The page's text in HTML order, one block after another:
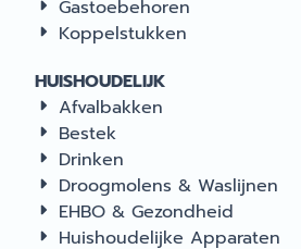
Gastoebehoren
Koppelstukken
HUISHOUDELIJK
Afvalbakken
Bestek
Drinken
Droogmolens & Waslijnen
EHBO & Gezondheid
Huishoudelijke Apparaten